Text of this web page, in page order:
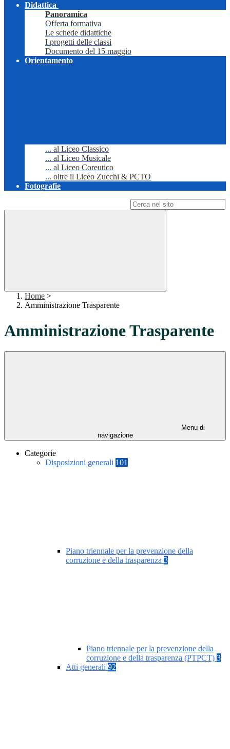
Didattica
Panoramica
Offerta formativa
Le schede didattiche
I progetti delle classi
Documento del 15 maggio
Orientamento
... al Liceo Classico
... al Liceo Musicale
... al Liceo Coreutico
... oltre il Liceo Zucchi & PCTO
Fotografie
Home >
Amministrazione Trasparente
Amministrazione Trasparente
Menu di
navigazione
Categorie
Disposizioni generali 101
Piano triennale per la prevenzione della
corruzione e della trasparenza 3
Piano triennale per la prevenzione della
corruzione e della trasparenza (PTPCT) 3
Atti generali 92